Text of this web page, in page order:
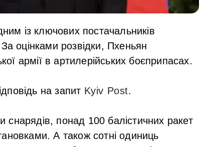
із ключових постачальників
оцінками розвідки, Пхеньян
армії в артилерійських боєприпасах.
на запит Kyiv Post.
снарядів, понад 100 балістичних ракет
А також сотні одиниць